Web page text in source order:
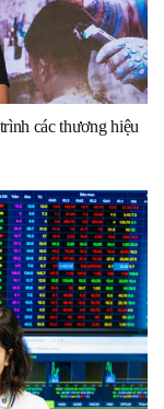
các thương hiệu